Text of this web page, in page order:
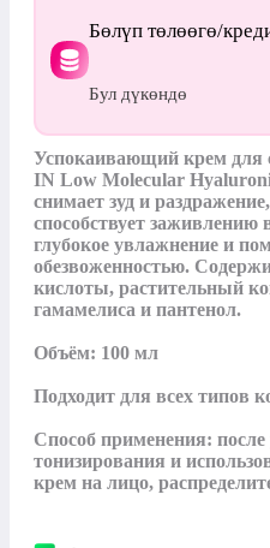
Бөлүп төлөөгө/
Бул дүкөндө
Успокаивающий крем для
IN Low Molecular
снимает зуд и
способствует заживлению
глубокое увлажнение и
обезвоженностью.
кислоты, растительный
гамамелиса и пантенол.
Объём: 100 мл
Подходит для всех типов
Способ применения:
тонизирования и
крем на лицо,